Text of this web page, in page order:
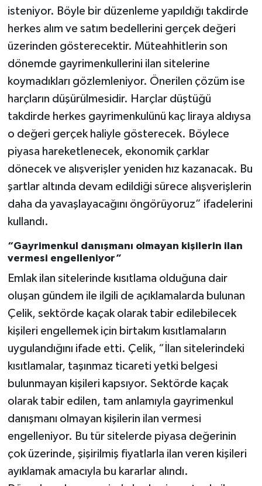
isteniyor. Böyle bir düzenleme yapıldığı takdirde
herkes alım ve satım bedellerini gerçek değeri
üzerinden gösterecektir. Müteahhitlerin son
dönemde gayrimenkullerini ilan sitelerine
koymadıkları gözlemleniyor. Önerilen çözüm ise
harçların düşürülmesidir. Harçlar düştüğü
takdirde herkes gayrimenkulünü kaç liraya aldıysa
o değeri gerçek haliyle gösterecek. Böylece
piyasa hareketlenecek, ekonomik çarklar
dönecek ve alışverişler yeniden hız kazanacak. Bu
şartlar altında devam edildiği sürece alışverişlerin
daha da yavaşlayacağını öngörüyoruz” ifadelerini
kullandı.
“Gayrimenkul danışmanı olmayan kişilerin ilan
vermesi engelleniyor”
Emlak ilan sitelerinde kısıtlama olduğuna dair
oluşan gündem ile ilgili de açıklamalarda bulunan
Çelik, sektörde kaçak olarak tabir edilebilecek
kişileri engellemek için birtakım kısıtlamaların
uygulandığını ifade etti. Çelik, “İlan sitelerindeki
kısıtlamalar, taşınmaz ticareti yetki belgesi
bulunmayan kişileri kapsıyor. Sektörde kaçak
olarak tabir edilen, tam anlamıyla gayrimenkul
danışmanı olmayan kişilerin ilan vermesi
engelleniyor. Bu tür sitelerde piyasa değerinin
çok üzerinde, şişirilmiş fiyatlarla ilan veren kişileri
ayıklamak amacıyla bu kararlar alındı.